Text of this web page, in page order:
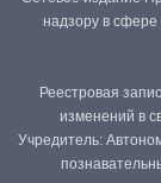
надзору в
Реестровая
изменений в
Учредитель: